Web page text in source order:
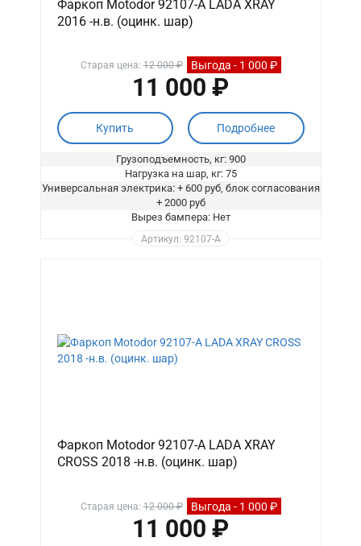
Фаркоп Motodor 92107-A LADA XRAY
2016 -н.в. (оцинк. шар)
Старая цена:12 000 ₽ Выгода - 1 000 ₽
11 000 ₽
Купить Подробнее
Грузоподъемность, кг: 900
Нагрузка на шар, кг: 75
Универсальная электрика: + 600 руб, блок согласования
+ 2000 руб
Вырез бампера: Нет
Артикул: 92107-A
Фаркоп Motodor 92107-A LADA XRAY
CROSS 2018 -н.в. (оцинк. шар)
Старая цена:12 000 ₽ Выгода - 1 000 ₽
11 000 ₽